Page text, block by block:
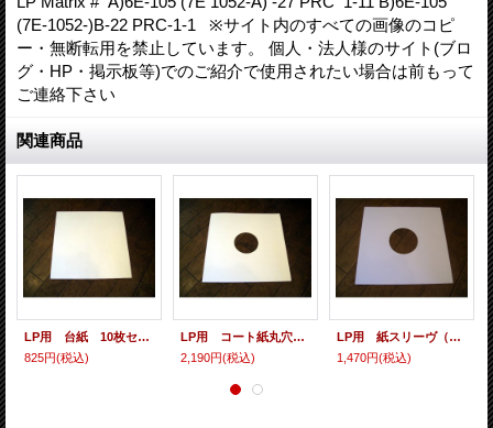
(7E-1052-)B-22 PRC-1-1 ※サイト内のすべての画像のコピ
ー・無断転用を禁止しています。 個人・法人様のサイト(ブロ
グ・HP・掲示板等)でのご紹介で使用されたい場合は前もって
ご連絡下さい
関連商品
LP用 台紙 10枚セット
825円(税込)
LP用 コート紙丸穴ジャケ 10枚セット
2,190円(税込)
LP用 紙スリーヴ（レギュラー 四角の角） 10枚セット
1,470円(税込)